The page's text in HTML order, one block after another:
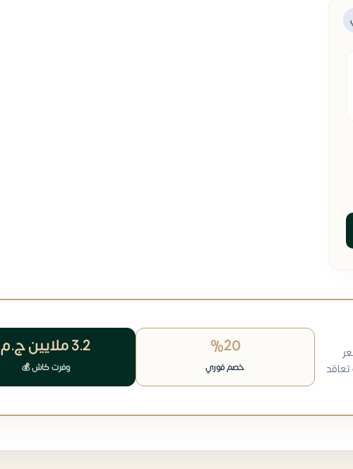
تعاقد
%20
خصم فوري
3.2 ملايين ج.م
وفرت كاش 💰